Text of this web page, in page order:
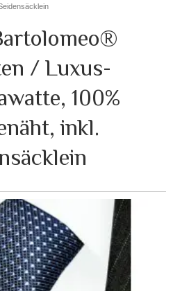
/ Luxus-
100%
inkl.